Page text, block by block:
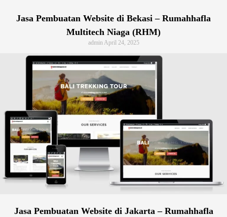
Jasa Pembuatan Website di Bekasi – Rumahhafla
Multitech Niaga (RHM)
adminApril 24, 2025
Jasa Pembuatan Website di Jakarta – Rumahhafla